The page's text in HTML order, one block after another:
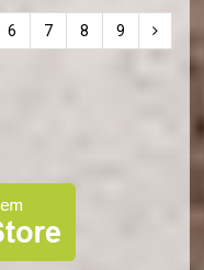
6 7 8 9